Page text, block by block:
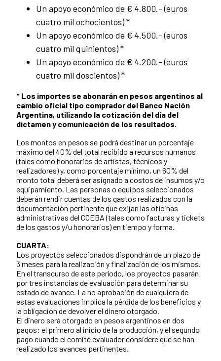
Un apoyo económico de € 4.800.- (euros
cuatro mil ochocientos) *
Un apoyo económico de € 4.500.- (euros
cuatro mil quinientos) *
Un apoyo económico de € 4.200.- (euros
cuatro mil doscientos) *
* Los importes se abonarán en pesos argentinos al
cambio oficial tipo comprador del Banco Nación
Argentina, utilizando la cotización del día del
dictamen y comunicación de los resultados.
Los montos en pesos se podrá destinar un porcentaje
máximo del 40% del total recibido a recursos humanos
(tales como honorarios de artistas, técnicos y
realizadores) y, como porcentaje mínimo, un 60% del
monto total deberá ser asignado a costos de insumos y/o
equipamiento. Las personas o equipos seleccionados
deberán rendir cuentas de los gastos realizados con la
documentación pertinente que exijan las oficinas
administrativas del CCEBA (tales como facturas y tickets
de los gastos y/u honorarios) en tiempo y forma.
CUARTA:
Los proyectos seleccionados dispondrán de un plazo de
3 meses para la realización y finalización de los mismos.
En el transcurso de este período, los proyectos pasarán
por tres instancias de evaluación para determinar su
estado de avance. La no aprobación de cualquiera de
estas evaluaciones implica la pérdida de los beneficios y
la obligación de devolver el dinero otorgado.
El dinero será otorgado en pesos argentinos en dos
pagos: el primero al inicio de la producción, y el segundo
pago cuando el comité evaluador considere que se han
realizado los avances pertinentes.